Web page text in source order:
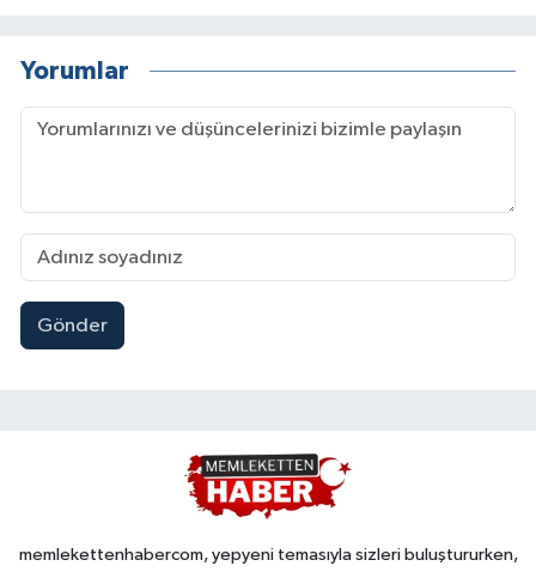
Yorumlar
Gönder
memlekettenhabercom, yepyeni temasıyla sizleri buluştururken,